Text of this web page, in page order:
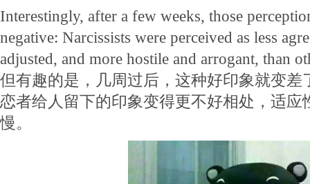
Interestingly, after a few weeks, those
negative: Narcissists were perceived as less
adjusted, and more hostile and arrogant, than
但有趣的是，几周过后，这种好印象就变差
恋者给人留下的印象变得更不好相处，适应
慢。